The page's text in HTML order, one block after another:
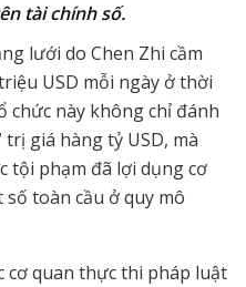
tài chính số.
lưới do Chen Zhi cầm
USD mỗi ngày ở thời
chức này không chỉ đánh
trị giá hàng tỷ USD, mà
tội phạm đã lợi dụng cơ
toàn cầu ở quy mô
cơ quan thực thi pháp luật